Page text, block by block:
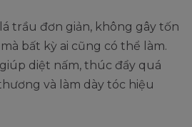
trầu đơn giản, không gây tốn
bất kỳ ai cũng có thể làm.
giúp diệt nấm, thúc đẩy quá
và làm dày tóc hiệu